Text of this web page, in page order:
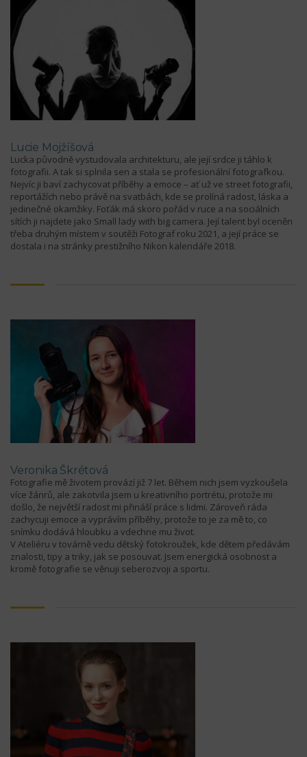
Lucie Mojžíšová
Lucka původně vystudovala architekturu, ale její srdce ji táhlo k
fotografii. A tak si splnila sen a stala se profesionální fotografkou.
Nejvíc ji baví zachycovat příběhy a emoce – ať už ve street fotografii,
reportážích nebo právě na svatbách, kde se prolíná radost, láska a
jedinečné okamžiky. Foťák má skoro pořád v ruce a na sociálních
sítích ji najdete jako Small lady with big camera. Její talent byl oceněn
třeba druhým místem v soutěži Fotograf roku 2021, a její práce se
dostala i na stránky prestižního Nikon kalendáře 2018.
Veronika Škrétová
Fotografie mě životem provází již 7 let. Během nich jsem vyzkoušela
více žánrů, ale zakotvila jsem u kreativního portrétu, protože mi
došlo, že největší radost mi přináší práce s lidmi. Zároveň ráda
zachycuji emoce a vyprávím příběhy, protože to je za mě to, co
snímku dodává hloubku a vdechne mu život.
V Ateliéru v továrně vedu dětský fotokroužek, kde dětem předávám
znalosti, tipy a triky, jak se posouvat. Jsem energická osobnost a
kromě fotografie se věnuji seberozvoji a sportu.